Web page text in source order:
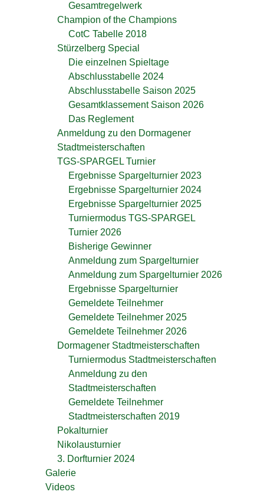
Gesamtregelwerk
Champion of the Champions
CotC Tabelle 2018
Stürzelberg Special
Die einzelnen Spieltage
Abschlusstabelle 2024
Abschlusstabelle Saison 2025
Gesamtklassement Saison 2026
Das Reglement
Anmeldung zu den Dormagener
Stadtmeisterschaften
TGS-SPARGEL Turnier
Ergebnisse Spargelturnier 2023
Ergebnisse Spargelturnier 2024
Ergebnisse Spargelturnier 2025
Turniermodus TGS-SPARGEL
Turnier 2026
Bisherige Gewinner
Anmeldung zum Spargelturnier
Anmeldung zum Spargelturnier 2026
Ergebnisse Spargelturnier
Gemeldete Teilnehmer
Gemeldete Teilnehmer 2025
Gemeldete Teilnehmer 2026
Dormagener Stadtmeisterschaften
Turniermodus Stadtmeisterschaften
Anmeldung zu den
Stadtmeisterschaften
Gemeldete Teilnehmer
Stadtmeisterschaften 2019
Pokalturnier
Nikolausturnier
3. Dorfturnier 2024
Galerie
Videos